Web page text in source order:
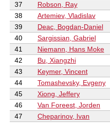
37
Robson, Ray
38
Artemiev, Vladislav
39
Deac, Bogdan-Daniel
40
Sargissian, Gabriel
41
Niemann, Hans Moke
42
Bu, Xiangzhi
43
Keymer, Vincent
44
Tomashevsky, Evgeny
45
Xiong, Jeffery
46
Van Foreest, Jorden
47
Cheparinov, Ivan